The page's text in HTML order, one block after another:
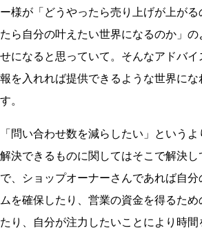
ー様が「どうやったら売り上げが上が
たら自分の叶えたい世界になるのか」
せになると思っていて。そんなアドバ
報を入れれば提供できるような世界にな
す。
「問い合わせ数を減らしたい」という
解決できるものに関してはそこで解決し
で、ショップオーナーさんであれば自分
ムを確保したり、営業の資金を得るた
たり、自分が注力したいことにより時間